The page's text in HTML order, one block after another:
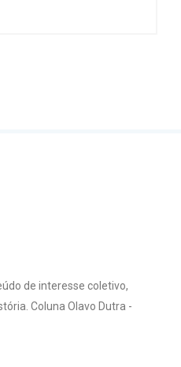
de interesse coletivo,
Coluna Olavo Dutra -